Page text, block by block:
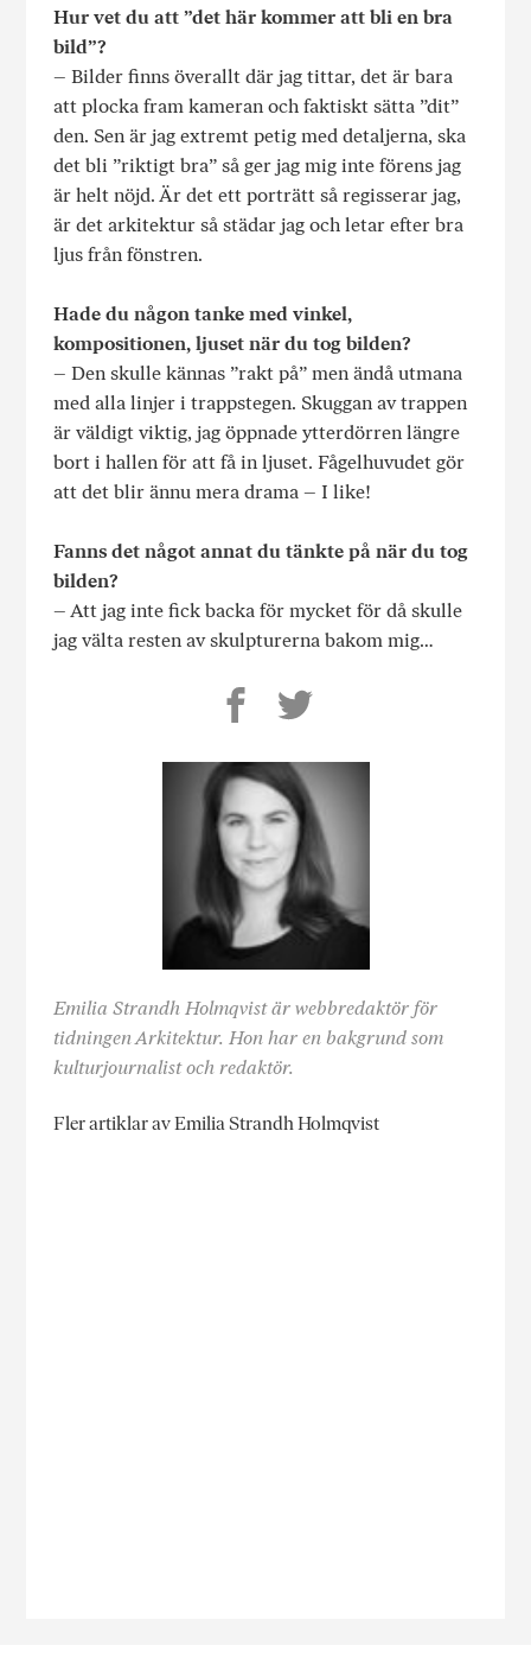
Hur vet du att ”det här kommer att bli en bra
bild”?
– Bilder finns överallt där jag tittar, det är bara
att plocka fram kameran och faktiskt sätta ”dit”
den. Sen är jag extremt petig med detaljerna, ska
det bli ”riktigt bra” så ger jag mig inte förens jag
är helt nöjd. Är det ett porträtt så regisserar jag,
är det arkitektur så städar jag och letar efter bra
ljus från fönstren.
Hade du någon tanke med vinkel,
kompositionen, ljuset när du tog bilden?
– Den skulle kännas ”rakt på” men ändå utmana
med alla linjer i trappstegen. Skuggan av trappen
är väldigt viktig, jag öppnade ytterdörren längre
bort i hallen för att få in ljuset. Fågelhuvudet gör
att det blir ännu mera drama – I like!
Fanns det något annat du tänkte på när du tog
bilden?
– Att jag inte fick backa för mycket för då skulle
jag välta resten av skulpturerna bakom mig…
Emilia Strandh Holmqvist är webbredaktör för
tidningen Arkitektur. Hon har en bakgrund som
kulturjournalist och redaktör.
Fler artiklar av Emilia Strandh Holmqvist